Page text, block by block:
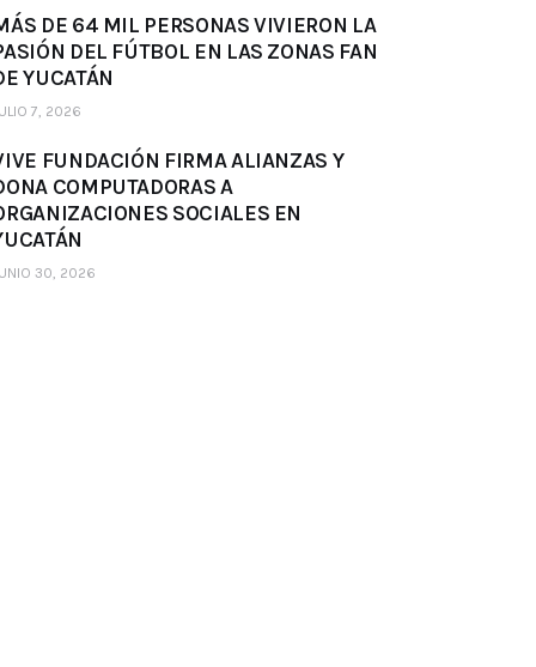
DE 64 MIL PERSONAS VIVIERON LA
DEL FÚTBOL EN LAS ZONAS FAN
YUCATÁN
7, 2026
FUNDACIÓN FIRMA ALIANZAS Y
COMPUTADORAS A
SOCIALES EN
30, 2026